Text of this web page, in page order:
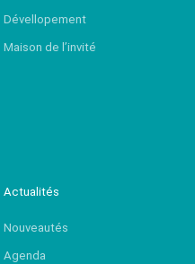
Dévellopement
Maison de l’invité
Actualités
Nouveautés
Agenda